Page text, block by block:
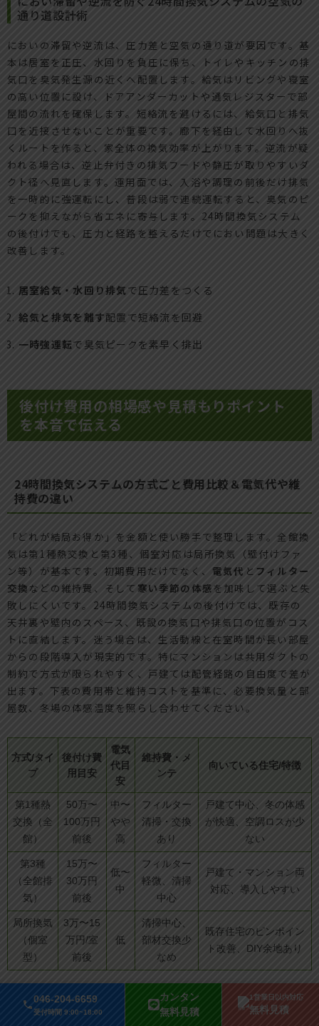
046-204-6659
受付時間 9:00~18:00
カンタン
無料見積
1営業日以内対応
無料見積
通り道設計術
においの滞留や逆流は、圧力差と空気の通り道が要因です。基
本は居室を正圧、水回りを負圧に保ち、トイレやキッチンの排
気口を臭気発生源の近くへ配置します。給気はリビングや寝室
の高い位置に設け、ドアアンダーカットや通気レジスターで部
屋間の流れを確保します。短絡流を避けるには、給気口と排気
口を近接させないことが重要です。廊下を経由して水回りへ抜
くルートを作ると、家全体の換気効率が上がります。逆流が疑
われる場合は、逆止弁付きの排気フードや静圧が取りやすいダ
クト径へ見直します。運用面では、入浴や調理の前後だけ排気
を一時的に強運転にし、普段は弱で連続運転すると、臭気のピ
ークを抑えながら省エネに寄与します。24時間換気システム
の後付けでも、圧力と経路を整えるだけでにおい問題は大きく
改善します。
居室給気・水回り排気で圧力差をつくる
給気と排気を離す配置で短絡流を回避
一時強運転で臭気ピークを素早く排出
後付け費用の相場感や見積もりポイント
を本音で伝える
24時間換気システムの方式ごと費用比較＆電気代や維
持費の違い
「どれが結局お得か」を金額と使い勝手で整理します。全館換
気は第1種熱交換と第3種、個室対応は局所換気（壁付けファ
ン等）が基本です。初期費用だけでなく、 電気代 と フィルター
交換 などの維持費、そして 寒い季節の体感 を加味して選ぶと失
敗しにくいです。24時間換気システムの後付けでは、既存の
天井裏や壁内のスペース、既設の換気口や排気口の位置がコス
トに直結します。迷う場合は、生活動線と在室時間が長い部屋
からの段階導入が現実的です。特にマンションは共用ダクトの
制約で方式が限られやすく、戸建ては配管経路の自由度で差が
出ます。下表の費用帯と維持コストを基準に、必要換気量と部
屋数、冬場の体感温度を照らし合わせてください。
方式/タイ
プ
後付け費
用目安
電気
代目
安
維持費・メ
ンテ
向いている住宅/特徴
第1種熱
交換（全
館）
50万〜
100万円
前後
中〜
やや
高
フィルター
清掃・交換
あり
戸建て中心、冬の体感
が快適、空調ロスが少
ない
第3種
（全館排
気）
15万〜
30万円
前後
低〜
中
フィルター
軽微、清掃
中心
戸建て・マンション両
対応、導入しやすい
局所換気
（個室
型）
3万〜15
万円/室
前後
低
清掃中心、
部材交換少
なめ
既存住宅のピンポイン
ト改善、DIY余地あり
補足として、 第1種熱交換 は初期費用が高い一方で空調負荷の
低減が期待でき、第3種
は費用と施工性のバランスが良いで